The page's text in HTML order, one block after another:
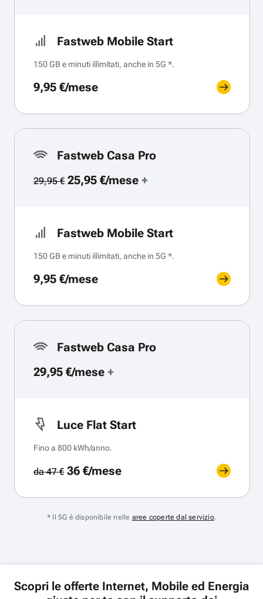
Fastweb Mobile Start
150 GB e minuti illimitati, anche in 5G *.
9,95 €/mese
Fastweb Casa Pro
29,95 €25,95 €/mese+
Fastweb Mobile Start
150 GB e minuti illimitati, anche in 5G *.
9,95 €/mese
Fastweb Casa Pro
29,95 €/mese +
Luce Flat Start
Fino a 800 kWh/anno.
da 47 €36 €/mese
* Il 5G è disponibile nelle aree coperte dal servizio.
Scopri le offerte Internet, Mobile ed Energia